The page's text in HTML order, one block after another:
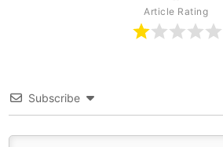
Article Rating
Subscribe